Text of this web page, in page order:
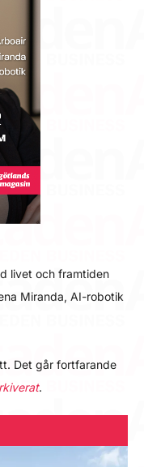
livet och framtiden
Miranda, AI-robotik
Det går fortfarande
.